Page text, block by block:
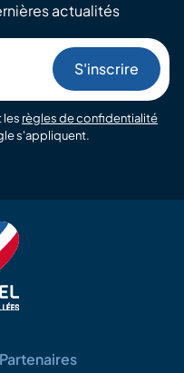
actualités
les règles de confidentialité
s'appliquent.
Partenaires